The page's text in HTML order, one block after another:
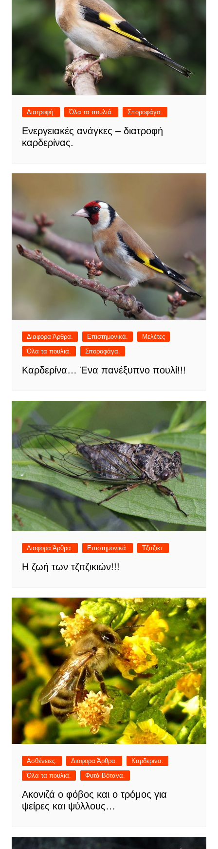
Διατροφή. Όλα τα πουλιά. Σποροφάγα.
Ενεργειακές ανάγκες – διατροφή
καρδερίνας.
Διαφορα Άρθρα. Επιστημονικά.
Μελέτες
Όλα τα πουλιά.
Σποροφάγα.
Καρδερίνα… Ένα πανέξυπνο πουλί!!!
Διαφορα Άρθρα. Επιστημονικά. Τζιτζικι.
Η ζωή των τζιτζικιών!!!
Ασθένειες. Διαφορα Άρθρα.
Καρδερινα.
Όλα τα πουλιά.
Φυτά-Βότανα.
Ακονιζά ο φόβος και ο τρόμος για
ψείρες και ψύλλους…